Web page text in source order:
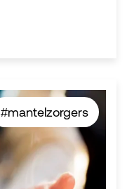
#mantelzorgers